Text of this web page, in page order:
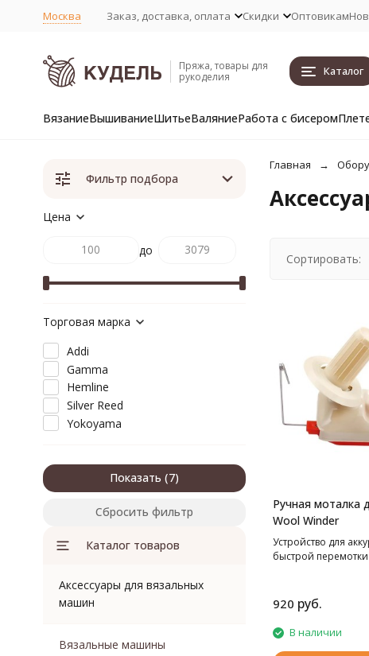
Москва Заказ, доставка, оплата Скидки Оптовикам
Пряжа, товары для
рукоделия
Каталог
ВязаниеВышиваниеШитьеВаляниеРабота с бисером
Главная
Сортировать:
Ручная моталка
Wool Winder
Устройство для
быстрой
920 руб.
В наличии
Фильтр подбора
Цена
до
Торговая марка
Addi
Gamma
Hemline
Silver Reed
Yokoyama
Показать
Сбросить фильтр
Каталог товаров
Аксессуары для вязальных
машин
Вязальные машины